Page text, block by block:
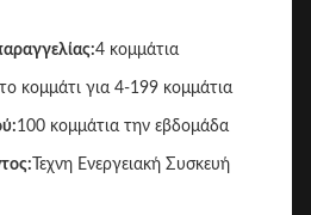
4 κομμάτια
κομμάτι για 4-199 κομμάτια
100 κομμάτια την εβδομάδα
Τεχνη Ενεργειακή Συσκευή